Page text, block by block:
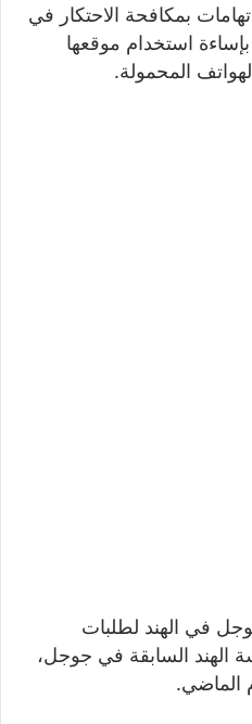
اتهامات بمكافحة الاحتكار في
استخدام موقعها
المحمولة.
في الهند لطلبات
الهند السابقة في جوجل،
الماضي.